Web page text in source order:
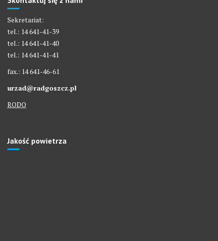
Sekretariat:
tel.: 14 641-41-39
tel.: 14 641-41-40
tel.: 14 641-41-41
fax.: 14 641-46-61
urzad@radgoszcz.pl
RODO
Jakość powietrza